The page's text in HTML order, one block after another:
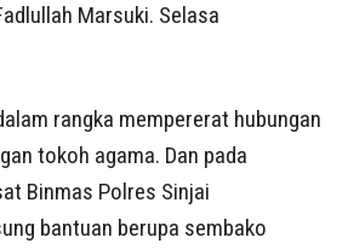
Marsuki. Selasa
rangka mempererat hubungan
tokoh agama. Dan pada
Binmas Polres Sinjai
bantuan berupa sembako